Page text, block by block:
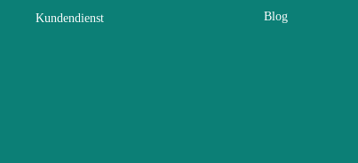
Kundendienst
Blog